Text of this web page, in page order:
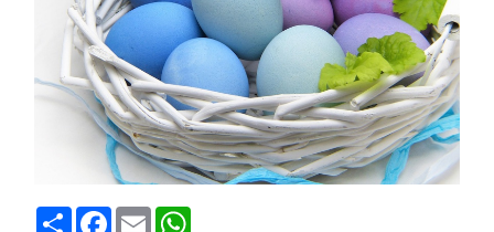
CondividiFacebook
Email